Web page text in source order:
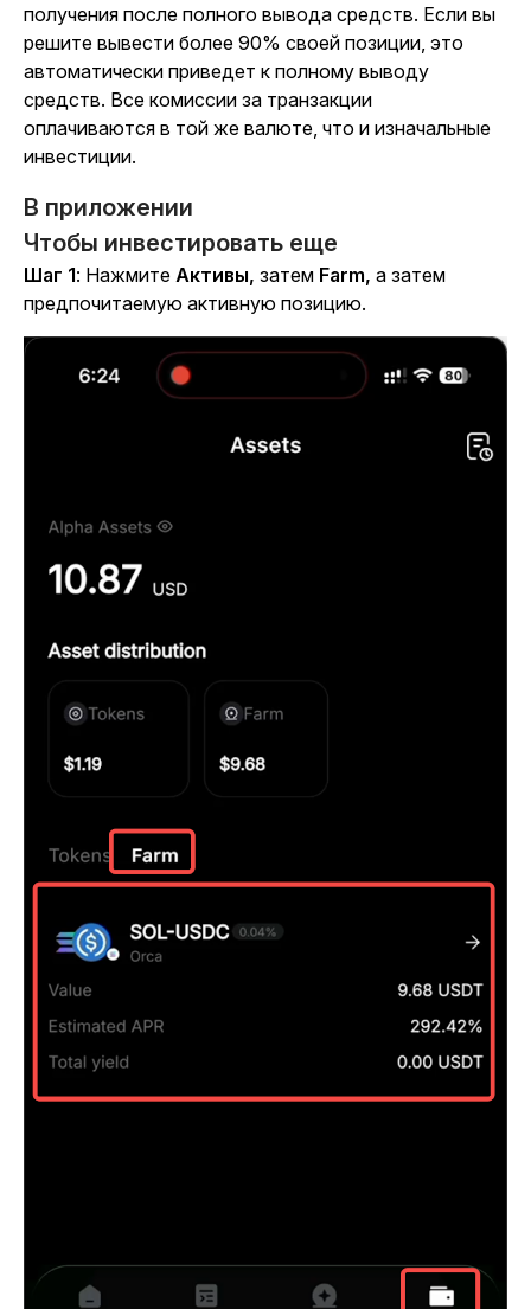
получения после полного вывода средств. Если вы
решите вывести более 90% своей позиции, это
автоматически приведет к полному выводу
средств. Все комиссии за транзакции
оплачиваются в той же валюте, что и изначальные
инвестиции.
В приложении
Чтобы инвестировать еще
Шаг 1: Нажмите Активы, затем Farm, а затем
предпочитаемую активную позицию.